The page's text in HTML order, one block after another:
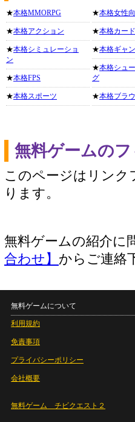
★本格MMORPG
★本格アクション
★本格シミュレーショ
ン
★本格FPS
★本格スポーツ
★本格女性
★本格カード
★本格ギャ
★本格シュ
グ
★本格ブラ
無料ゲームの
このページはリンク
ります。
無料ゲームの紹介に
合わせ】 からご連絡
無料ゲームについて
利用規約
免責事項
プライバシーポリシー
会社概要
無料ゲーム チビクエスト２